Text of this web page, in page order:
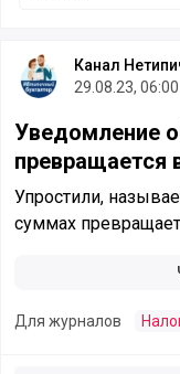
Канал
29.08.23, 06:00
Уведомление
превращается
Упростили,
суммах
Для журналов